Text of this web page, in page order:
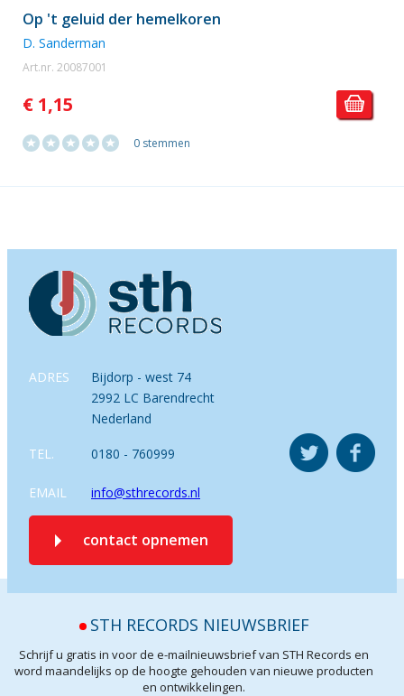
Op 't geluid der hemelkoren
D. Sanderman
Art.nr. 20087001
€ 1,15
0 stemmen
ADRES
Bijdorp - west 74
2992 LC Barendrecht
Nederland
TEL. 0180 - 760999
EMAIL info@sthrecords.nl
contact opnemen
STH RECORDS NIEUWSBRIEF
Schrijf u gratis in voor de e-mailnieuwsbrief van STH Records en
word maandelijks op de hoogte gehouden van nieuwe producten
en ontwikkelingen.